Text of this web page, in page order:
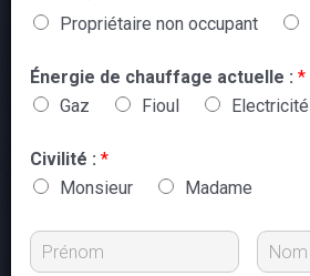
Propriétaire non occupant
Énergie de chauffage actuelle : *
Gaz
Fioul Electricité
Civilité : *
Monsieur
Madame